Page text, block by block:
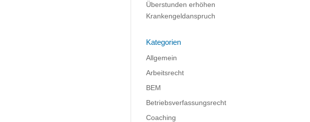
Überstunden erhöhen
Krankengeldanspruch
Kategorien
Allgemein
Arbeitsrecht
BEM
Betriebsverfassungsrecht
Coaching